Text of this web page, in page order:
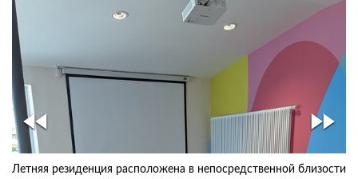
Летняя резиденция расположена в непосредственной близости